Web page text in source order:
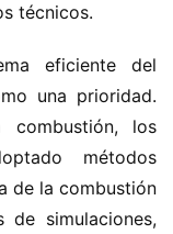
técnicos.
eficiente del
una prioridad.
los
métodos
de la combustión
simulaciones,